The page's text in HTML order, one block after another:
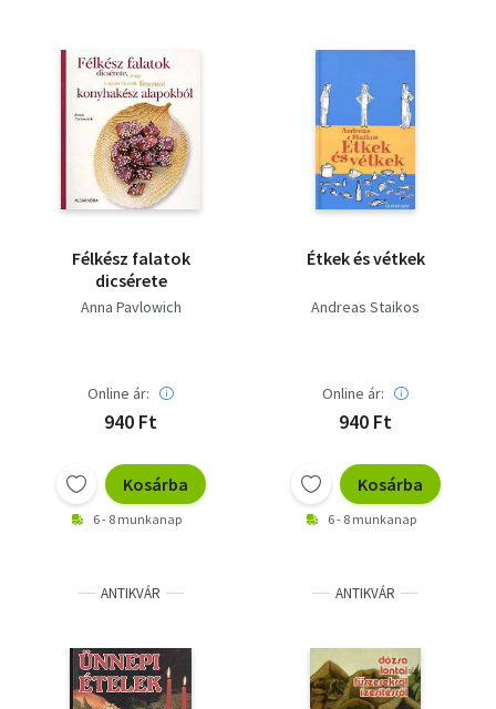
Félkész falatok
dicsérete
Anna Pavlowich
Online ár:
940 Ft
Kosárba
6 - 8 munkanap
Étkek és vétkek
Andreas Staikos
Online ár:
940 Ft
Kosárba
6 - 8 munkanap
ANTIKVÁR ANTIKVÁR